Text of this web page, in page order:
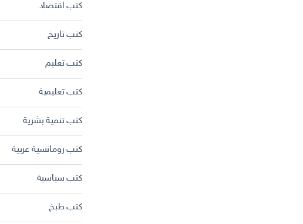
كتب اقتصاد
كتب تاريخ
كتب تعليم
كتب تعليمية
كتب تنمية بشرية
كتب رومانسية عربية
كتب سياسية
كتب طبخ